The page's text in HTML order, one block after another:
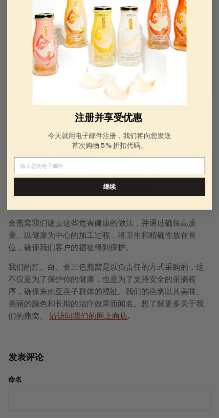
上，2011 年，在发现一些燕窝中含有高浓度亚硝酸钠
心脏病有关）后，中国当局禁止进口燕窝。为确保您买到
最优质的燕窝，请从可靠的商家购买。只有最高品质的燕
窝才能为健康带来益处。
金燕窝高质量燕窝的标准
金燕窝我们谴责这些危害健康的做法，并通过确保高质
量、以健康为中心的加工过程，将卫生和精确性放在首
位，确保我们客户的福祉得到保护。
我们的红、白、金三色燕窝是以负责任的方式采购的，这
不仅是为了保护你的健康，也是为了支持安全的采摘程
序，确保东南亚燕子群体的福祉。我们的燕窝以其美味、
美丽的颜色和长期的治疗效果而闻名。想了解更多关于我
们的燕窝。 请访问我们的网上商店.
发表评论
命名
注册并享受优惠
今天就用电子邮件注册，我们将向您发送
首次购物 5% 折扣代码。
电子邮件
继续